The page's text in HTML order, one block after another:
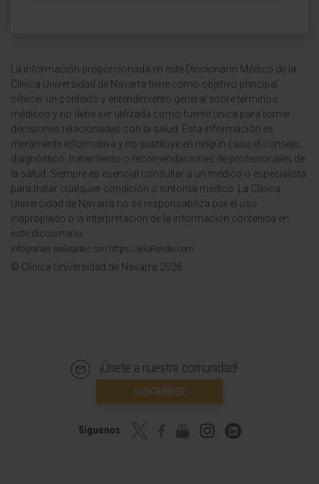
La información proporcionada en este Diccionario Médico de la
Clínica Universidad de Navarra tiene como objetivo principal
ofrecer un contexto y entendimiento general sobre términos
médicos y no debe ser utilizada como fuente única para tomar
decisiones relacionadas con la salud. Esta información es
meramente informativa y no sustituye en ningún caso el consejo,
diagnóstico, tratamiento o recomendaciones de profesionales de
la salud. Siempre es esencial consultar a un médico o especialista
para tratar cualquier condición o síntoma médico. La Clínica
Universidad de Navarra no se responsabiliza por el uso
inapropiado o la interpretación de la información contenida en
este diccionario.
Infografías realizadas con https://BioRender.com
© Clínica Universidad de Navarra 2026
¡Únete a nuestra comunidad!
SUSCRIBIRSE
Síguenos